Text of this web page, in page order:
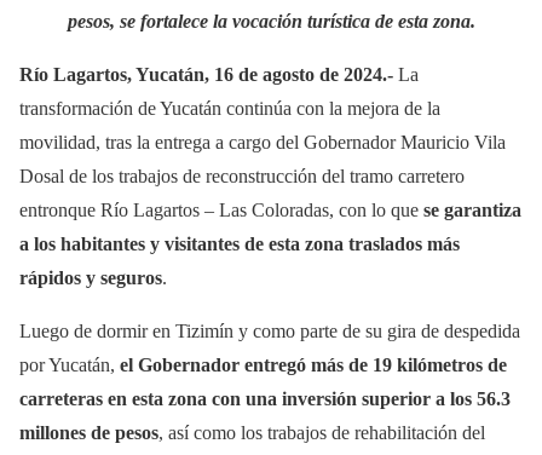
pesos, se fortalece la vocación turística de esta zona.
Río Lagartos, Yucatán, 16 de agosto de 2024.- La
transformación de Yucatán continúa con la mejora de la
movilidad, tras la entrega a cargo del Gobernador Mauricio Vila
Dosal de los trabajos de reconstrucción del tramo carretero
entronque Río Lagartos – Las Coloradas, con lo que se garantiza
a los habitantes y visitantes de esta zona traslados más
rápidos y seguros.
Luego de dormir en Tizimín y como parte de su gira de despedida
por Yucatán, el Gobernador entregó más de 19 kilómetros de
carreteras en esta zona con una inversión superior a los 56.3
millones de pesos, así como los trabajos de rehabilitación del